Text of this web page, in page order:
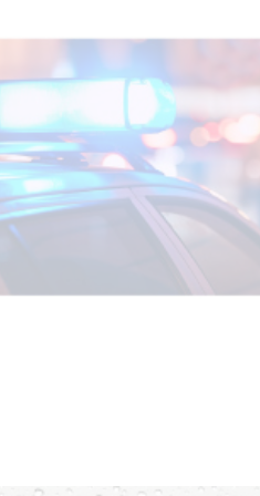
04-08-2026